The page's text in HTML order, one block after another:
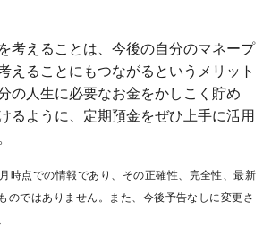
考えることは、今後の自分のマネープ
えることにもつながるというメリット
の人生に必要なお金をかしこく貯め
るように、定期預金をぜひ上手に活用
時点での情報であり、その正確性、完全性、最新
のではありません。また、今後予告なしに変更さ